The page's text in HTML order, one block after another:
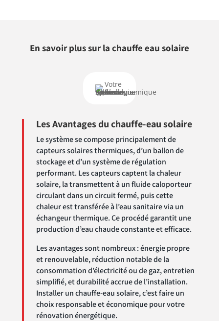
En savoir plus sur la chauffe eau solaire
Les Avantages du chauffe-eau solaire
Le système se compose principalement de
capteurs solaires thermiques, d’un ballon de
stockage et d’un système de régulation
performant. Les capteurs captent la chaleur
solaire, la transmettent à un fluide caloporteur
circulant dans un circuit fermé, puis cette
chaleur est transférée à l’eau sanitaire via un
échangeur thermique. Ce procédé garantit une
production d’eau chaude constante et efficace.
Les avantages sont nombreux : énergie propre
et renouvelable, réduction notable de la
consommation d’électricité ou de gaz, entretien
simplifié, et durabilité accrue de l’installation.
Installer un chauffe-eau solaire, c’est faire un
choix responsable et économique pour votre
rénovation énergétique.